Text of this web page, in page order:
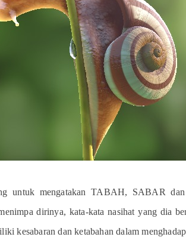
untuk mengatakan TABAH, SABAR dan
dirinya, kata-kata nasihat yang dia
kesabaran dan ketabahan dalam